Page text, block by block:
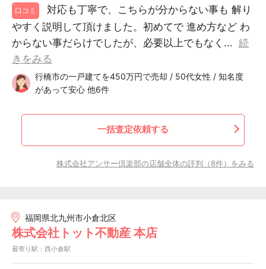
口コミ
対応も丁寧で、こちらが分からない事も 解り
やすく説明して頂けました。初めてで 進め方など わ
からない事だらけでしたが、必要以上でもなく... 続
きをみる
行橋市の一戸建てを450万円で売却 / 50代女性 / 知名度
があって安心 他6件
一括査定依頼する
株式会社アンサー倶楽部の店舗全体の評判（8件）をみる
福岡県北九州市小倉北区
株式会社トット不動産 本店
最寄り駅：西小倉駅